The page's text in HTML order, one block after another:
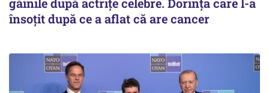
însoțit după ce a aflat că are cancer